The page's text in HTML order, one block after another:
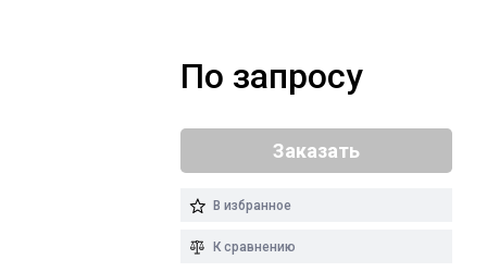
По запросу
Заказать
В избранное
К сравнению